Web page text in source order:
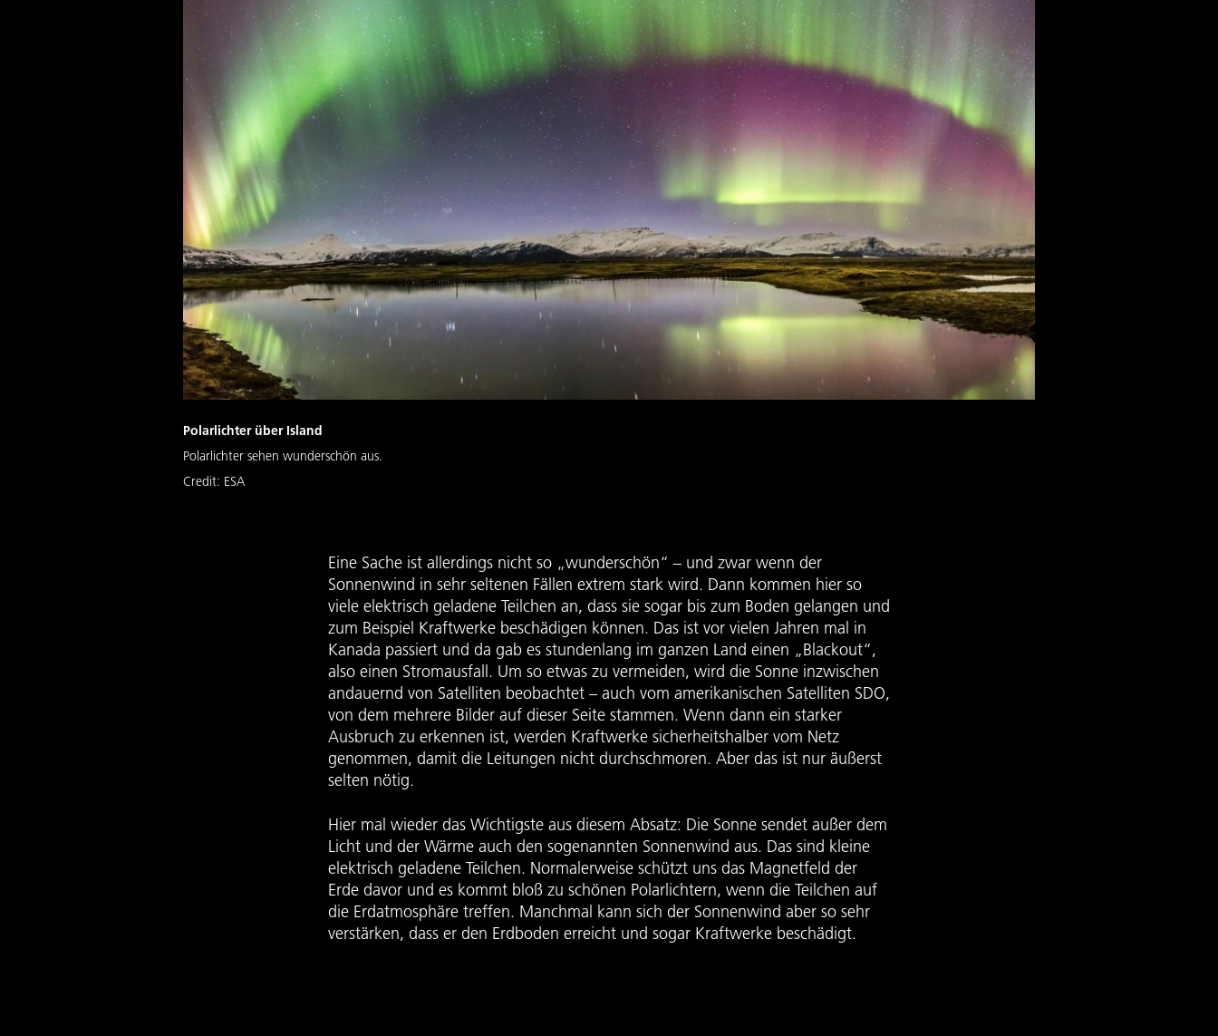
Polarlichter über Island
Polarlichter sehen wunderschön aus.
Credit: ESA
Eine Sache ist allerdings nicht so „wunderschön“ – und zwar wenn der
Sonnenwind in sehr seltenen Fällen extrem stark wird. Dann kommen hier so
viele elektrisch geladene Teilchen an, dass sie sogar bis zum Boden gelangen und
zum Beispiel Kraftwerke beschädigen können. Das ist vor vielen Jahren mal in
Kanada passiert und da gab es stundenlang im ganzen Land einen „Blackout“,
also einen Stromausfall. Um so etwas zu vermeiden, wird die Sonne inzwischen
andauernd von Satelliten beobachtet – auch vom amerikanischen Satelliten SDO,
von dem mehrere Bilder auf dieser Seite stammen. Wenn dann ein starker
Ausbruch zu erkennen ist, werden Kraftwerke sicherheitshalber vom Netz
genommen, damit die Leitungen nicht durchschmoren. Aber das ist nur äußerst
selten nötig.
Hier mal wieder das Wichtigste aus diesem Absatz: Die Sonne sendet außer dem
Licht und der Wärme auch den sogenannten Sonnenwind aus. Das sind kleine
elektrisch geladene Teilchen. Normalerweise schützt uns das Magnetfeld der
Erde davor und es kommt bloß zu schönen Polarlichtern, wenn die Teilchen auf
die Erdatmosphäre treffen. Manchmal kann sich der Sonnenwind aber so sehr
verstärken, dass er den Erdboden erreicht und sogar Kraftwerke beschädigt.